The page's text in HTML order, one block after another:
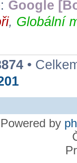
Google
, Globální
•
Powered by